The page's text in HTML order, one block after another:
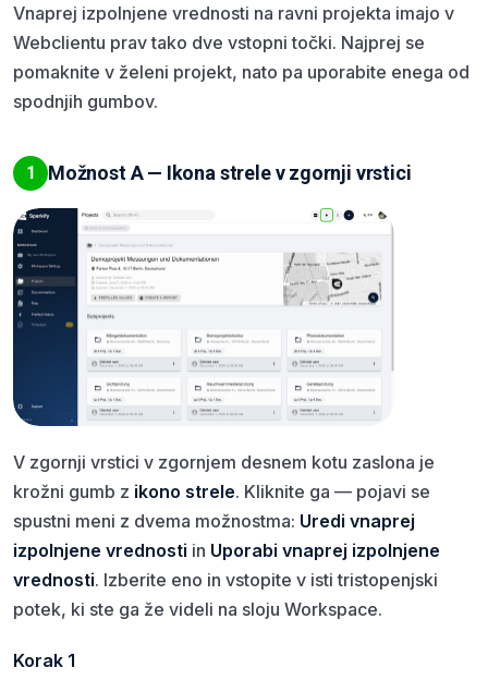
Vnaprej izpolnjene vrednosti na ravni projekta imajo v
Webclientu prav tako dve vstopni točki. Najprej se
pomaknite v želeni projekt, nato pa uporabite enega od
spodnjih gumbov.
1 Možnost A — Ikona strele v zgornji vrstici
V zgornji vrstici v zgornjem desnem kotu zaslona je
krožni gumb z ikono strele. Kliknite ga — pojavi se
spustni meni z dvema možnostma: Uredi vnaprej
izpolnjene vrednosti in Uporabi vnaprej izpolnjene
vrednosti. Izberite eno in vstopite v isti tristopenjski
potek, ki ste ga že videli na sloju Workspace.
Korak 1